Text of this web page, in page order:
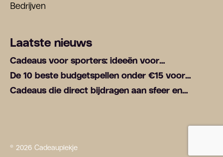
Bedrijven
Laatste nieuws
Cadeaus voor sporters: ideeën voor
fitnessliefhebbers
De 10 beste budgetspellen onder €15 voor
verrassend veel speelplezier
Cadeaus die direct bijdragen aan sfeer en
© 2026 Cadeauplekje